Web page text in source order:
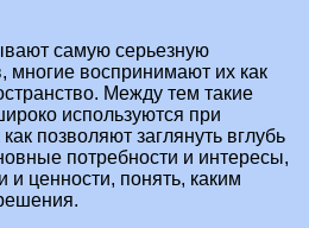
самую серьезную
многие воспринимают их как
Между тем такие
используются при
позволяют заглянуть вглубь
потребности и интересы,
ценности, понять, каким